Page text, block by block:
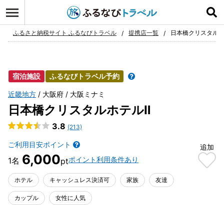
お気に入り
ふるさと納税サイト ふるなびトラベル 提携店一覧 日本橋クリスタル
宿泊施設 ふるなびトラベル予約
近畿地方 大阪府 大阪ミナミ
日本橋クリスタルホテルⅡ
3.8 (213)
ご利用目安ポイント
6,000 ポイント利用条件あり
追加
ホテル キャッシュレス決済可 家族 友達
カップル 女性に人気